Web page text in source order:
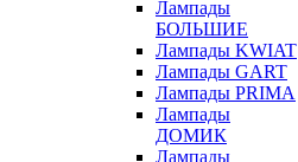
Лампады
БОЛЬШИЕ
Лампады KWIAT
Лампады GART
Лампады PRIMA
Лампады
ДОМИК
Лампады